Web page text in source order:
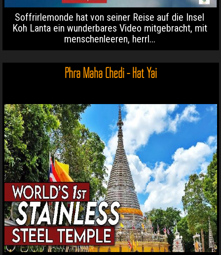
Soffrirlemonde hat von seiner Reise auf die Insel
Koh Lanta ein wunderbares Video mitgebracht, mit
menschenleeren, herrl...
Phra Maha Chedi - Hat Yai